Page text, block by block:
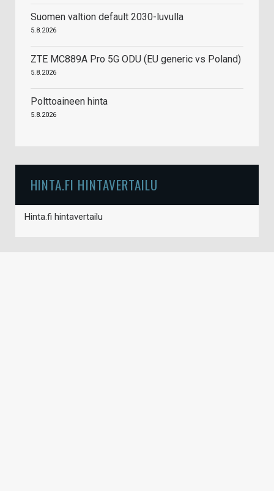
Suomen valtion default 2030-luvulla
5.8.2026
ZTE MC889A Pro 5G ODU (EU generic vs Poland)
5.8.2026
Polttoaineen hinta
5.8.2026
HINTA.FI HINTAVERTAILU
Hinta.fi hintavertailu